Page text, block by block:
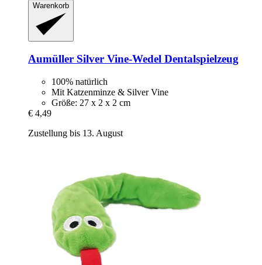
Warenkorb
Aumüller Silver Vine-​Wedel Dentalspielzeug
100% natürlich
Mit Katzenminze & Silver Vine
Größe: 27 x 2 x 2 cm
€ 4,49
Zustellung bis 13. August